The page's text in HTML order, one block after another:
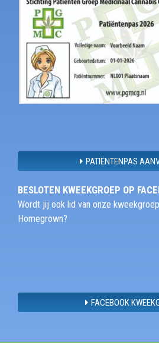
PATIËNTENPAS
BESLOTEN KWEEKGROEP OP
Wordt jij ook lid van onze
Homegrown?
FACEBOOK